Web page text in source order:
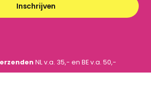
Inschrijven
NL v.a. 35,- en BE v.a. 50,-